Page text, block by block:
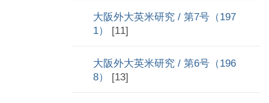
大阪外大英米研究 / 第7号（197
1） [11]
大阪外大英米研究 / 第6号（196
8） [13]